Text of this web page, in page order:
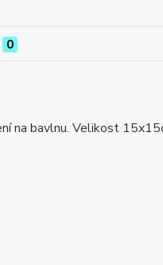
0
na bavlnu. Velikost